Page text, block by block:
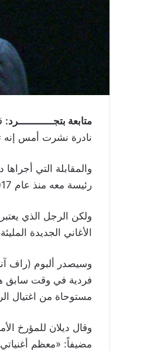
متابعة بتجــــــــــــرد:
نادرة نشرت أمس إنه
والمقابلة التي
رئيسة معه منذ عام 2017 وجاءت قبل أسبوع من إصدار أول ألبوم موسيقي له منذ 8 سنوات.
ولكن الرجل الذي
الأغاني الجديدة
مستوحاة من اغتيال
وقال ديلان للمؤرخ
مضيفاً: «معظم